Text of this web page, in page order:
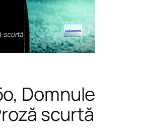
Domnule
scurtă